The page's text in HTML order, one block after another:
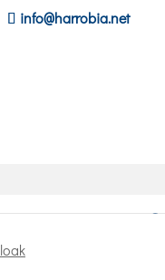
info@harrobia.net